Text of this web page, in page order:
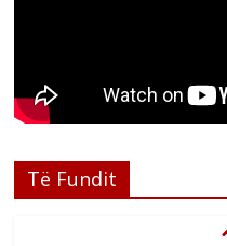
Të Fundit